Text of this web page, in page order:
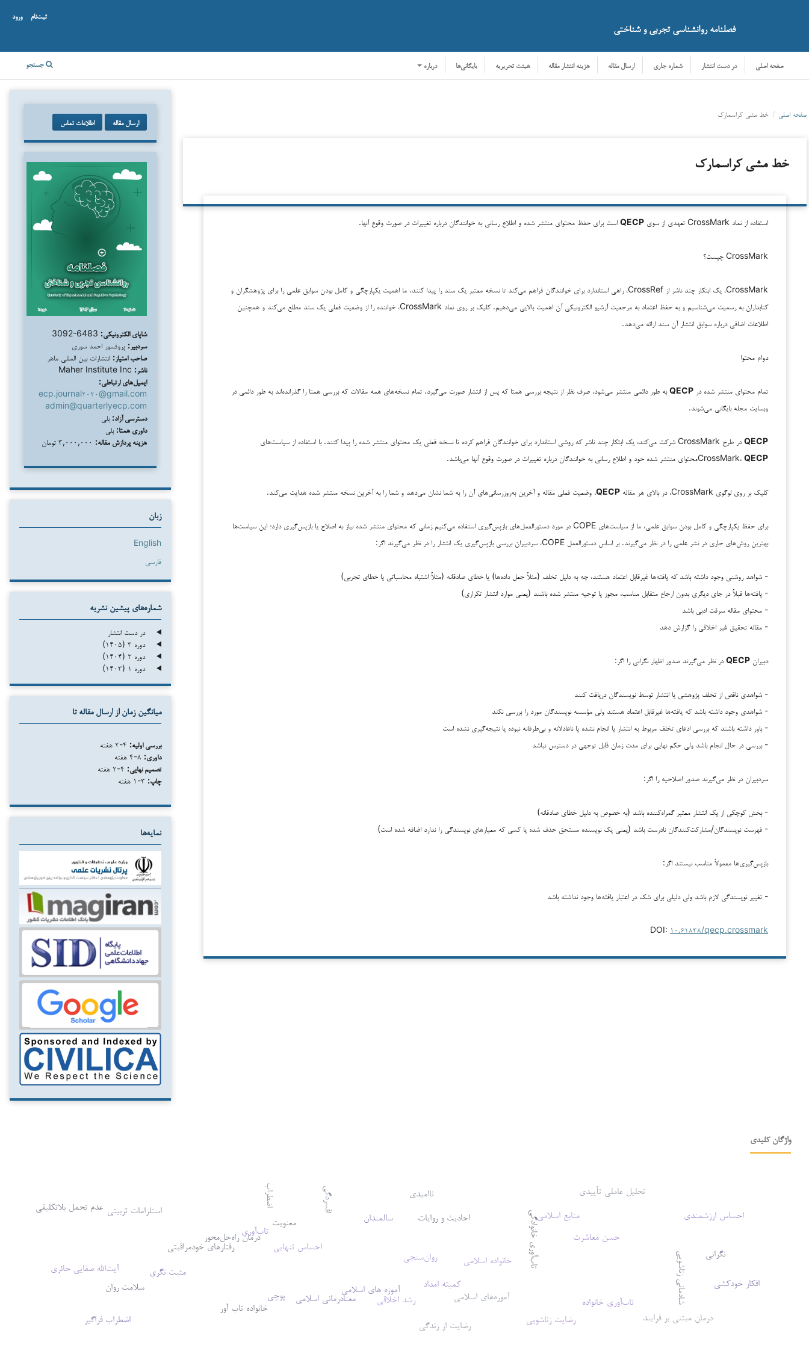
فصلنامه روانشناسی تجربی و شناختی
صفحه اصلی در دست انتشار شماره جاری ارسال مقاله هزینه انتشار مقاله هیئت تحریریه بایگانی‌ها درباره جستجو
ثبت‌نام ورود
صفحه اصلی / خط مشی کراسمارک
خط مشی کراسمارک
استفاده از نماد CrossMark تعهدی از سوی QECP است برای حفظ محتوای منتشر شده و اطلاع رسانی به خوانندگان درباره تغییرات در صورت وقوع آنها.
CrossMark چیست؟
CrossMark، یک ابتکار چند ناشر از CrossRef، راهی استاندارد برای خوانندگان فراهم می‌کند تا نسخه معتبر یک سند را پیدا کنند. ما اهمیت یکپارچگی و کامل بودن سوابق علمی را برای پژوهشگران و
کتابداران به رسمیت می‌شناسیم و به حفظ اعتماد به مرجعیت آرشیو الکترونیکی آن اهمیت بالایی می‌دهیم. کلیک بر روی نماد CrossMark، خواننده را از وضعیت فعلی یک سند مطلع می‌کند و همچنین
اطلاعات اضافی درباره سوابق انتشار آن سند ارائه می‌دهد.
دوام محتوا
تمام محتوای منتشر شده در QECPبه طور دائمی منتشر می‌شود، صرف نظر از نتیجه بررسی همتا که پس از انتشار صورت می‌گیرد. تمام نسخه‌های همه مقالات که بررسی همتا را گذرانده‌اند به طور دائمی در
وبسایت مجله بایگانی می‌شوند.
QECP
در طرح CrossMark شرکت می‌کند، یک ابتکار چند ناشر که روشی استاندارد برای خوانندگان فراهم کرده تا نسخه فعلی یک محتوای منتشر شده را پیدا کنند. با استفاده از سیاست‌های
CrossMark، QECP محتوای منتشر شده خود و اطلاع رسانی به خوانندگان درباره تغییرات در صورت وقوع آنها می‌باشد.
کلیک بر روی لوگوی CrossMark، در بالای هر مقاله QECP، وضعیت فعلی مقاله و آخرین به‌روزرسانی‌های آن را به شما نشان می‌دهد و شما را به آخرین نسخه منتشر شده هدایت می‌کند.
برای حفظ یکپارچگی و کامل بودن سوابق علمی، ما از سیاست‌های COPE در مورد دستورالعمل‌های بازپس‌گیری استفاده می‌کنیم زمانی که محتوای منتشر شده نیاز به اصلاح یا بازپس‌گیری دارد؛ این سیاست‌ها
بهترین روش‌های جاری در نشر علمی را در نظر می‌گیرند. بر اساس دستورالعمل COPE، سردبیران بررسی بازپس‌گیری یک انتشار را در نظر می‌گیرند اگر:
- شواهد روشنی وجود داشته باشد که یافته‌ها غیرقابل اعتماد هستند، چه به دلیل تخلف (مثلاً جعل داده‌ها) یا خطای صادقانه (مثلاً اشتباه محاسباتی یا خطای تجربی)
- یافته‌ها قبلاً در جای دیگری بدون ارجاع متقابل مناسب، مجوز یا توجیه منتشر شده باشند (یعنی موارد انتشار تکراری)
- محتوای مقاله سرقت ادبی باشد
- مقاله تحقیق غیر اخلاقی را گزارش دهد
دبیران QECPدر نظر می‌گیرند صدور اظهار نگرانی را اگر:
- شواهدی ناقص از تخلف پژوهشی یا انتشار توسط نویسندگان دریافت کنند
- شواهدی وجود داشته باشد که یافته‌ها غیرقابل اعتماد هستند ولی مؤسسه نویسندگان مورد را بررسی نکند
- باور داشته باشند که بررسی ادعای تخلف مربوط به انتشار یا انجام نشده یا ناعادلانه و بی‌طرفانه نبوده یا نتیجه‌گیری نشده است
- بررسی در حال انجام باشد ولی حکم نهایی برای مدت زمان قابل توجهی در دسترس نباشد
سردبیران در نظر می‌گیرند صدور اصلاحیه را اگر:
- بخش کوچکی از یک انتشار معتبر گمراه‌کننده باشد (به خصوص به دلیل خطای صادقانه)
- فهرست نویسندگان/مشارکت‌کنندگان نادرست باشد (یعنی یک نویسنده مستحق حذف شده یا کسی که معیارهای نویسندگی را ندارد اضافه شده است)
بازپس‌گیری‌ها معمولاً مناسب نیستند اگر:
- تغییر نویسندگی لازم باشد ولی دلیلی برای شک در اعتبار یافته‌ها وجود نداشته باشد
DOI: ۱۰.۶۱۸۳۸/qecp.crossmark
ارسال مقاله اطلاعات تماس
شاپای الکترونیکی: 3092-6483
سردبیر: پروفسور احمد سوری
صاحب امتیاز: انتشارات بین المللی ماهر
ناشر:
ایمیل‌های ارتباطی:
ecp.journal۲۰۲۰@gmail.com
admin@quarterlyecp.com
دسترسی آزاد: بلی
داوری همتا: بلی
هزینه پردازش مقاله:
زبان
English
فارسی
شماره‌های پیشین نشریه
در دست انتشار
دوره ۳ (۱۴۰۵)
دوره ۲ (۱۴۰۴)
دوره ۱ (۱۴۰۳)
میانگین زمان از ارسال مقاله تا
بررسی اولیه:
داوری:
تصمیم نهایی:
چاپ:
نمایه‌ها
واژگان کلیدی
درمان راه‌حل‌محور
احساس تنهایی رفتارهای خودمراقبتی
سالمندان
کمیته امداد
خانواده تاب آور
آموزه های اسلامی
مثبت نگری
استلزامات تربیتی
احادیث و روایات
آموزه‌های اسلامی
تاب‌آوری خانوادگی حسن معاشرت
منابع اسلامی
رضایت زناشویی
تاب‌آوری خانواده شادمانی زناشویی
معنویت
خانواده اسلامی
معنادرمانی اسلامی
آیت‌الله صفایی حائری
سلامت روان
احساس ارزشمندی
رشد اخلاقی پوچی
روان‌سنجی
تحلیل عاملی تأییدی
رضایت از زندگی
افکار خودکشی
ناامیدی
درمان مبتنی بر فرایند
نگرانی
عدم تحمل بلاتکلیفی
اضطراب فراگیر
اضطراب افسردگی
تاب‌آوری